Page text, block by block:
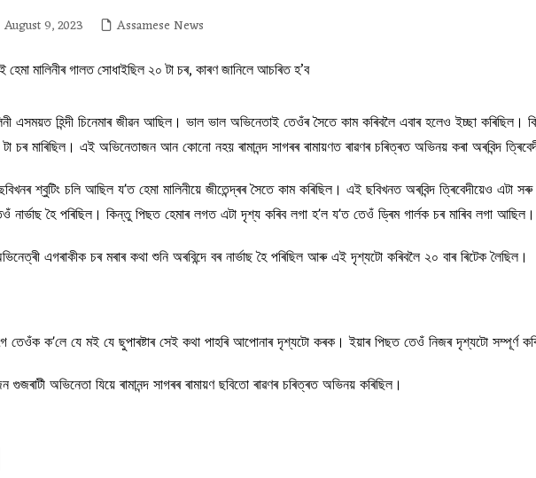
August 9, 2023 Assamese News
এসময়ত হিন্দী চিনেমাৰ জীৱন আছিল। ভাল ভাল অভিনেতাই তেওঁৰ সৈতে কাম কৰিবলৈ এবাৰ হলেও ইচ্ছা
টা চৰ মাৰিছিল। এই অভিনেতাজন আন কোনো নহয় ৰামানন্দ সাগৰৰ ৰামায়ণত ৰাৱণৰ চৰিত্ৰত অভিনয় কৰা অৰবিন্দ
শ্বুটিং চলি আছিল য’ত হেমা মালিনীয়ে জীতেন্দ্ৰৰ সৈতে কাম কৰিছিল। এই ছবিখনত অৰবিন্দ ত্ৰিবেদীয়েও এটা
নাৰ্ভাছ হৈ পৰিছিল। কিন্তু পিছত হেমাৰ লগত এটা দৃশ্য কৰিব লগা হ’ল য’ত তেওঁ ড্ৰিম গাৰ্লক চৰ মাৰিব লগা আছিল।
এগৰাকীক চৰ মৰাৰ কথা শুনি অৰবিন্দে বৰ নাৰ্ভাছ হৈ পৰিছিল আৰু এই দৃশ্যটো কৰিবলৈ ২০ বাৰ ৰিটেক লৈছিল।
তেওঁক ক’লে যে মই যে ছুপাৰষ্টাৰ সেই কথা পাহৰি আপোনাৰ দৃশ্যটো কৰক। ইয়াৰ পিছত তেওঁ নিজৰ দৃশ্যটো সম্পূৰ্ণ
গুজৰাটী অভিনেতা যিয়ে ৰামানন্দ সাগৰৰ ৰামায়ণ ছবিতো ৰাৱণৰ চৰিত্ৰত অভিনয় কৰিছিল।